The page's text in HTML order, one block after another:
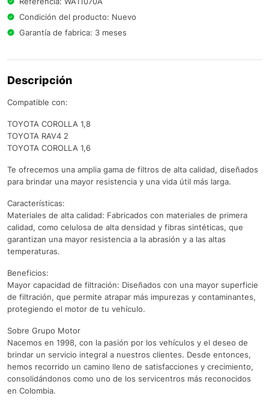
Condición del producto: Nuevo
Garantía de fabrica: 3 meses
Descripción
Compatible con:
TOYOTA COROLLA 1,8
TOYOTA RAV4 2
TOYOTA COROLLA 1,6
Te ofrecemos una amplia gama de filtros de alta calidad, diseñados
para brindar una mayor resistencia y una vida útil más larga.
Características:
Materiales de alta calidad: Fabricados con materiales de primera
calidad, como celulosa de alta densidad y fibras sintéticas, que
garantizan una mayor resistencia a la abrasión y a las altas
temperaturas.
Beneficios:
Mayor capacidad de filtración: Diseñados con una mayor superficie
de filtración, que permite atrapar más impurezas y contaminantes,
protegiendo el motor de tu vehículo.
Sobre Grupo Motor
Nacemos en 1998, con la pasión por los vehículos y el deseo de
brindar un servicio integral a nuestros clientes. Desde entonces,
hemos recorrido un camino lleno de satisfacciones y crecimiento,
consolidándonos como uno de los servicentros más reconocidos
en Colombia.